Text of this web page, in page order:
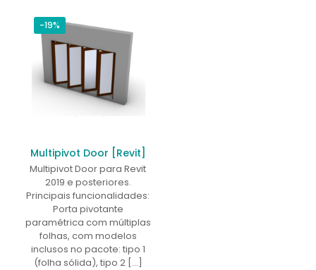
-19%
Multipivot Door [Revit]
Multipivot Door para Revit
2019 e posteriores.
Principais funcionalidades:
Porta pivotante
paramétrica com múltiplas
folhas, com modelos
inclusos no pacote: tipo 1
(folha sólida), tipo 2[…]